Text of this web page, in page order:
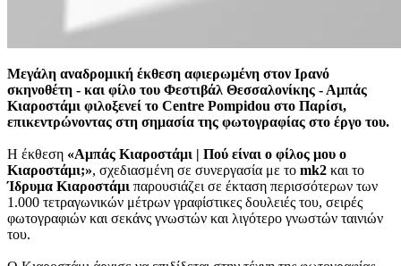
Μεγάλη αναδρομική έκθεση αφιερωμένη στον Ιρανό
σκηνοθέτη - και φίλο του Φεστιβάλ Θεσσαλονίκης - Αμπάς
Κιαροστάμι φιλοξενεί το Centre Pompidou στο Παρίσι,
επικεντρώνοντας στη σημασία της φωτογραφίας στο έργο του.
Η έκθεση «Αμπάς Κιαροστάμι | Πού είναι ο φίλος μου ο
Κιαροστάμι;», σχεδιασμένη σε συνεργασία με το mk2 και το
Ίδρυμα Κιαροστάμι παρουσιάζει σε έκταση περισσότερων των
1.000 τετραγωνικών μέτρων γραφίστικες δουλειές του, σειρές
φωτογραφιών και σεκάνς γνωστών και λιγότερο γνωστών ταινιών
του.